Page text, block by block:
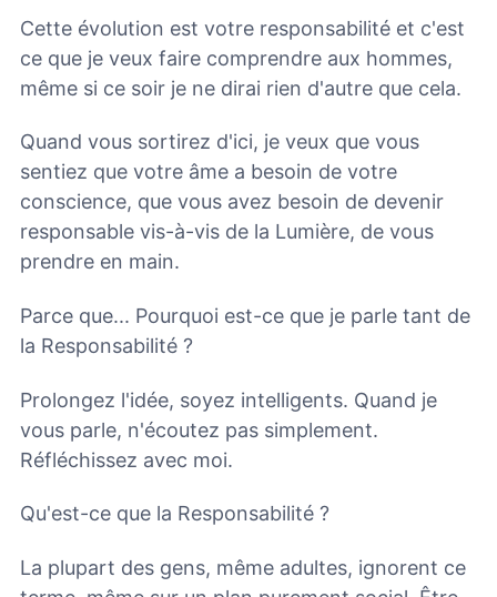
Cette évolution est votre responsabilité et c'est
ce que je veux faire comprendre aux hommes,
même si ce soir je ne dirai rien d'autre que cela.
Quand vous sortirez d'ici, je veux que vous
sentiez que votre âme a besoin de votre
conscience, que vous avez besoin de devenir
responsable vis-à-vis de la Lumière, de vous
prendre en main.
Parce que... Pourquoi est-ce que je parle tant de
la Responsabilité ?
Prolongez l'idée, soyez intelligents. Quand je
vous parle, n'écoutez pas simplement.
Réfléchissez avec moi.
Qu'est-ce que la Responsabilité ?
La plupart des gens, même adultes, ignorent ce